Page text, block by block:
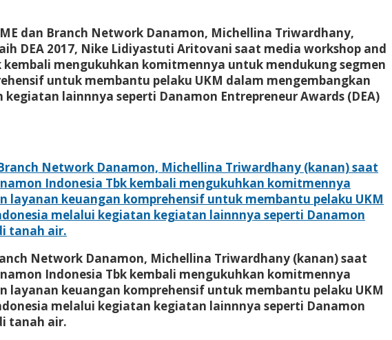
dan Branch Network Danamon, Michellina Triwardhany,
DEA 2017, Nike Lidiyastuti Aritovani saat media workshop and
kembali mengukuhkan komitmennya untuk mendukung segmen
untuk membantu pelaku UKM dalam mengembangkan
lainnnya seperti Danamon Entrepreneur Awards (DEA)
Network Danamon, Michellina Triwardhany (kanan) saat
Indonesia Tbk kembali mengukuhkan komitmennya
layanan keuangan komprehensif untuk membantu pelaku UKM
melalui kegiatan kegiatan lainnnya seperti Danamon
tanah air.